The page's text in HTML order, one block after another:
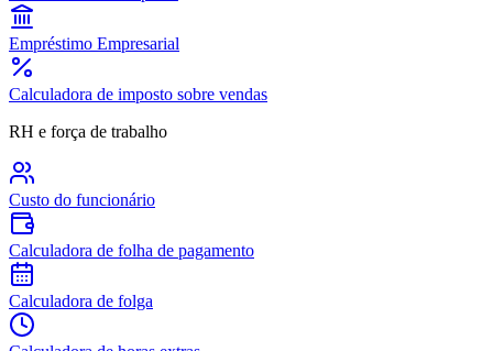
Empréstimo Empresarial
Calculadora de imposto sobre vendas
RH e força de trabalho
Custo do funcionário
Calculadora de folha de pagamento
Calculadora de folga